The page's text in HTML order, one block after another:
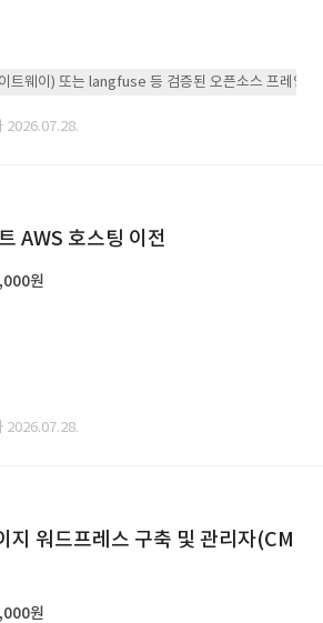
트웨이) 또는 langfuse 등 검증된 오픈소스 프레임워
2026.07.28.
AWS 호스팅 이전
원
2026.07.28.
지 워드프레스 구축 및 관리자(CM
원